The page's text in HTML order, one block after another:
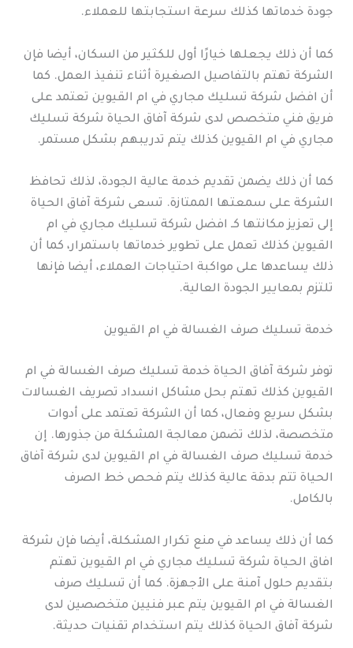
جودة خدماتها كذلك سرعة استجابتها للعملاء.
كما أن ذلك يجعلها خيارًا أول للكثير من السكان، أيضا فإن
الشركة تهتم بالتفاصيل الصغيرة أثناء تنفيذ العمل. كما
أن افضل شركة تسليك مجاري في ام القيوين تعتمد على
فريق فني متخصص لدى شركة آفاق الحياة شركة تسليك
مجاري في ام القيوين كذلك يتم تدريبهم بشكل مستمر.
كما أن ذلك يضمن تقديم خدمة عالية الجودة، لذلك تحافظ
الشركة على سمعتها الممتازة. تسعى شركة آفاق الحياة
إلى تعزيز مكانتها كـ افضل شركة تسليك مجاري في ام
القيوين كذلك تعمل على تطوير خدماتها باستمرار، كما أن
ذلك يساعدها على مواكبة احتياجات العملاء، أيضا فإنها
تلتزم بمعايير الجودة العالية.
خدمة تسليك صرف الغسالة في ام القيوين
توفر شركة آفاق الحياة خدمة تسليك صرف الغسالة في ام
القيوين كذلك تهتم بحل مشاكل انسداد تصريف الغسالات
بشكل سريع وفعال، كما أن الشركة تعتمد على أدوات
متخصصة، لذلك تضمن معالجة المشكلة من جذورها. إن
خدمة تسليك صرف الغسالة في ام القيوين لدى شركة آفاق
الحياة تتم بدقة عالية كذلك يتم فحص خط الصرف
بالكامل.
كما أن ذلك يساعد في منع تكرار المشكلة، أيضا فإن شركة
افاق الحياة شركة تسليك مجاري في ام القيوين تهتم
بتقديم حلول آمنة على الأجهزة. كما أن تسليك صرف
الغسالة في ام القيوين يتم عبر فنيين متخصصين لدى
شركة آفاق الحياة كذلك يتم استخدام تقنيات حديثة.